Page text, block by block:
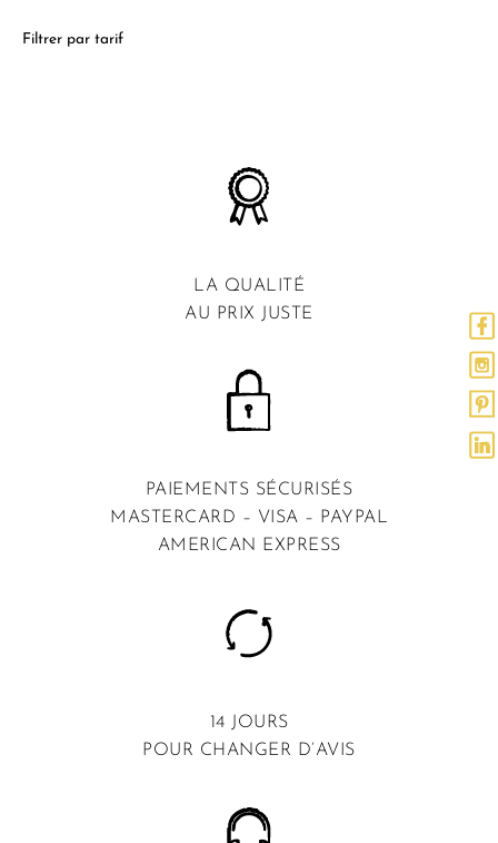
Filtrer par tarif
LA QUALITÉ
AU PRIX JUSTE
PAIEMENTS SÉCURISÉS
MASTERCARD – VISA – PAYPAL
AMERICAN EXPRESS
14 JOURS
POUR CHANGER D’AVIS